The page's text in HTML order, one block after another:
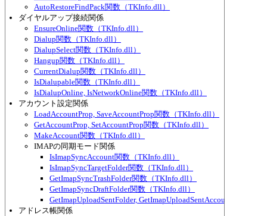
AutoRestoreFindPack関数（TKInfo.dll）
ダイヤルアップ接続関係
EnsureOnline関数（TKInfo.dll）
Dialup関数（TKInfo.dll）
DialupSelect関数（TKInfo.dll）
Hangup関数（TKInfo.dll）
CurrentDialup関数（TKInfo.dll）
IsDialupable関数（TKInfo.dll）
IsDialupOnline, IsNetworkOnline関数（TKInfo.dll）
アカウント設定関係
LoadAccountProp, SaveAccountProp関数（TKInfo.dll）
GetAccountProp, SetAccountProp関数（TKInfo.dll）
MakeAccount関数（TKInfo.dll）
IMAPの同期モード関係
IsImapSyncAccount関数（TKInfo.dll）
IsImapSyncTargetFolder関数（TKInfo.dll）
GetImapSyncTrashFolder関数（TKInfo.dll）
GetImapSyncDraftFolder関数（TKInfo.dll）
GetImapUploadSentFolder, GetImapUploadSentAccount関数（
アドレス帳関係